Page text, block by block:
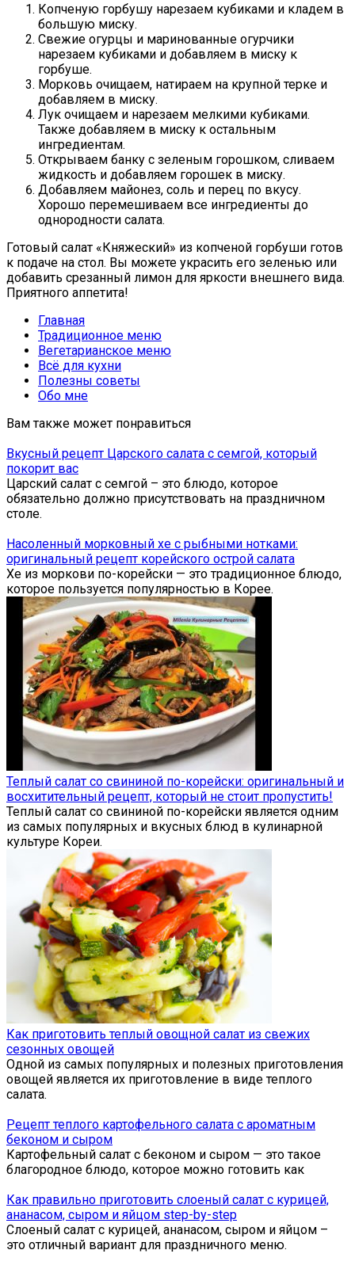
Копченую горбушу нарезаем кубиками и кладем в
большую миску.
Свежие огурцы и маринованные огурчики
нарезаем кубиками и добавляем в миску к
горбуше.
Морковь очищаем, натираем на крупной терке и
добавляем в миску.
Лук очищаем и нарезаем мелкими кубиками.
Также добавляем в миску к остальным
ингредиентам.
Открываем банку с зеленым горошком, сливаем
жидкость и добавляем горошек в миску.
Добавляем майонез, соль и перец по вкусу.
Хорошо перемешиваем все ингредиенты до
однородности салата.
Готовый салат «Княжеский» из копченой горбуши готов
к подаче на стол. Вы можете украсить его зеленью или
добавить срезанный лимон для яркости внешнего вида.
Приятного аппетита!
Главная
Традиционное меню
Вегетарианское меню
Всё для кухни
Полезны советы
Обо мне
Вам также может понравиться
Вкусный рецепт Царского салата с семгой, который
покорит вас
Царский салат с семгой – это блюдо, которое
обязательно должно присутствовать на праздничном
столе.
Насоленный морковный хе с рыбными нотками:
оригинальный рецепт корейского острой салата
Хе из моркови по-корейски — это традиционное блюдо,
которое пользуется популярностью в Корее.
Теплый салат со свининой по-корейски: оригинальный и
восхитительный рецепт, который не стоит пропустить!
Теплый салат со свининой по-корейски является одним
из самых популярных и вкусных блюд в кулинарной
культуре Кореи.
Как приготовить теплый овощной салат из свежих
сезонных овощей
Одной из самых популярных и полезных приготовления
овощей является их приготовление в виде теплого
салата.
Рецепт теплого картофельного салата с ароматным
беконом и сыром
Картофельный салат с беконом и сыром — это такое
благородное блюдо, которое можно готовить как
Как правильно приготовить слоеный салат с курицей,
ананасом, сыром и яйцом step-by-step
Слоеный салат с курицей, ананасом, сыром и яйцом –
это отличный вариант для праздничного меню.